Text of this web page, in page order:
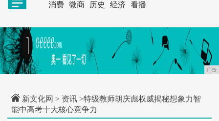
消费
微商 历史 经济 看播
广告
新文化网 > 资讯 >特级教师胡庆彪权威揭秘想象力智
能中高考十大核心竞争力